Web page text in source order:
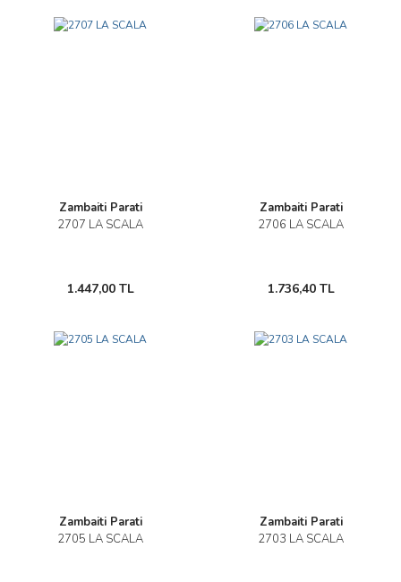
Zambaiti Parati
2707 LA SCALA
1.447,00 TL
Zambaiti Parati
2706 LA SCALA
1.736,40 TL
Zambaiti Parati
2705 LA SCALA
Zambaiti Parati
2703 LA SCALA